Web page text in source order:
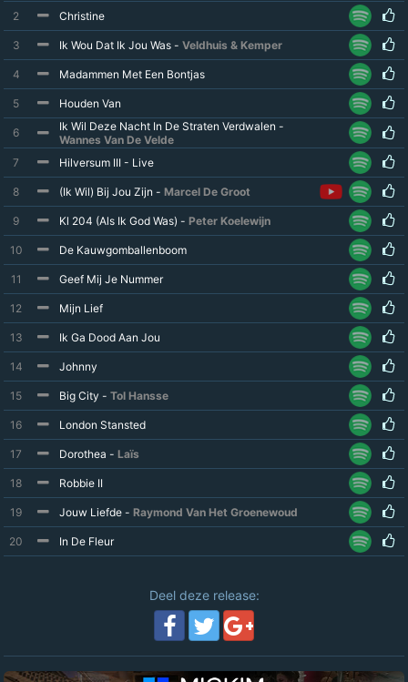
2 Christine
3 Ik Wou Dat Ik Jou Was - Veldhuis & Kemper
4 Madammen Met Een Bontjas
5 Houden Van
6
Ik Wil Deze Nacht In De Straten Verdwalen -
Wannes Van De Velde
7
Hilversum III - Live
8 (Ik Wil) Bij Jou Zijn - Marcel De Groot
9 Kl 204 (Als Ik God Was) - Peter Koelewijn
10 De Kauwgomballenboom
11 Geef Mij Je Nummer
12 Mijn Lief
13 Ik Ga Dood Aan Jou
14 Johnny
15 Big City - Tol Hansse
16 London Stansted
17 Dorothea - Laïs
18 Robbie II
19 Jouw Liefde - Raymond Van Het Groenewoud
20 In De Fleur
Deel deze release: